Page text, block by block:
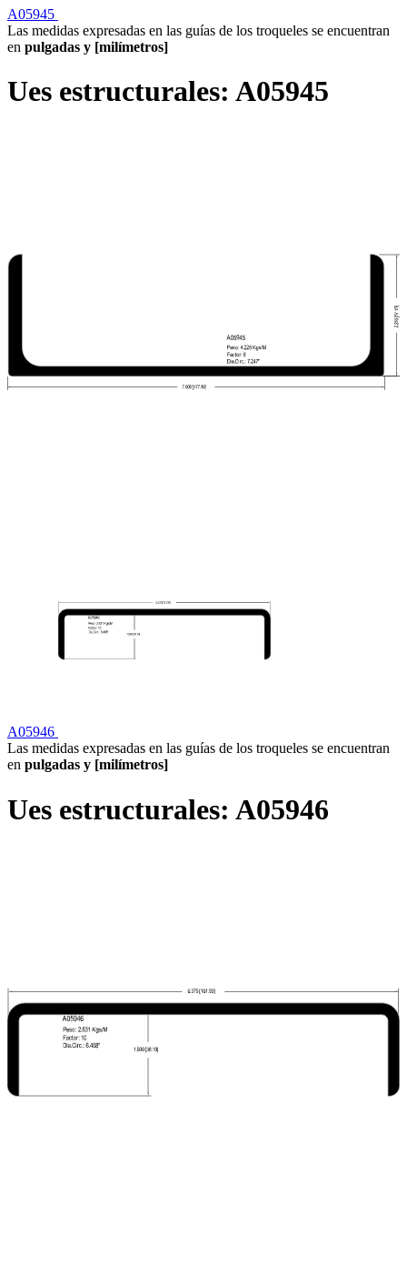
A05945
Las medidas expresadas en las guías de los troqueles se encuentran
en pulgadas y [milímetros]
Ues estructurales: A05945
A05946
Las medidas expresadas en las guías de los troqueles se encuentran
en pulgadas y [milímetros]
Ues estructurales: A05946